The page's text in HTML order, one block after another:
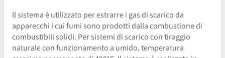
Il sistema è utilizzato per estrarre i gas di scarico da
apparecchi i cui fumi sono prodotti dalla combustione di
combustibili solidi. Per sistemi di scarico con tiraggio
naturale con funzionamento a umido, temperatura